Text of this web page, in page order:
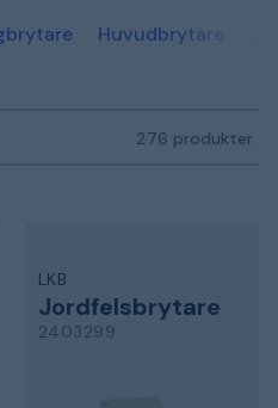
Huvudbrytare
276 produkter
LKB
Jordfelsbrytare
2403299